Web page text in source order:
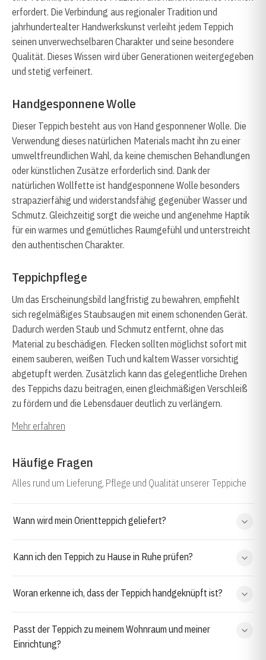
erfordert. Die Verbindung aus regionaler Tradition und
jahrhundertealter Handwerkskunst verleiht jedem Teppich
seinen unverwechselbaren Charakter und seine besondere
Qualität. Dieses Wissen wird über Generationen weitergegeben
und stetig verfeinert.
Handgesponnene Wolle
Dieser Teppich besteht aus von Hand gesponnener Wolle. Die
Verwendung dieses natürlichen Materials macht ihn zu einer
umweltfreundlichen Wahl, da keine chemischen Behandlungen
oder künstlichen Zusätze erforderlich sind. Dank der
natürlichen Wollfette ist handgesponnene Wolle besonders
strapazierfähig und widerstandsfähig gegenüber Wasser und
Schmutz. Gleichzeitig sorgt die weiche und angenehme Haptik
für ein warmes und gemütliches Raumgefühl und unterstreicht
den authentischen Charakter.
Teppichpflege
Um das Erscheinungsbild langfristig zu bewahren, empfiehlt
sich regelmäßiges Staubsaugen mit einem schonenden Gerät.
Dadurch werden Staub und Schmutz entfernt, ohne das
Material zu beschädigen. Flecken sollten möglichst sofort mit
einem sauberen, weißen Tuch und kaltem Wasser vorsichtig
abgetupft werden. Zusätzlich kann das gelegentliche Drehen
des Teppichs dazu beitragen, einen gleichmäßigen Verschleiß
zu fördern und die Lebensdauer deutlich zu verlängern.
Mehr erfahren
Häufige Fragen
Alles rund um Lieferung, Pflege und Qualität unserer Teppiche
Wann wird mein Orientteppich geliefert?
Kann ich den Teppich zu Hause in Ruhe prüfen?
Woran erkenne ich, dass der Teppich handgeknüpft ist?
Passt der Teppich zu meinem Wohnraum und meiner
Einrichtung?